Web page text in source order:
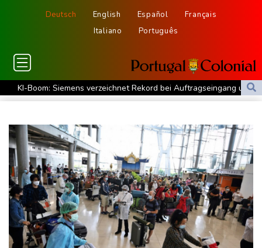
Deutsch English Español
Français
Italiano
Português
KI-Boom: Siemens verzeichnet Rekord bei Auftragseingang und
deutliche Gewinnzuwachs
veruntreut haben
Zahl deutscher Azubis sinkt deutlich - Anstieg bei ausländischen
Auszubildenden
Frau fällt bei Gewitter von Motorboot in Bodensee und stirbt
Rüstungsbetrieb in Bayern ausgespäht: Mutmaßlicher Agent
festgenommen
Myanmars Ex-General Min Aung Hlaing zu erstem Besuch in